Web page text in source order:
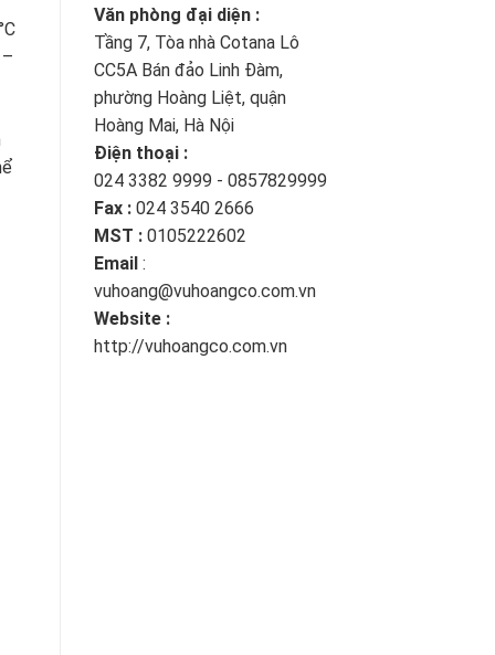
Văn phòng đại diện :
Tầng 7, Tòa nhà Cotana Lô
CC5A Bán đảo Linh Đàm,
phường Hoàng Liệt, quận
Hoàng Mai, Hà Nội
Điện thoại :
024 3382 9999 - 0857829999
Fax : 024 3540 2666
MST : 0105222602
Email :
vuhoang@vuhoangco.com.vn
Website :
http://vuhoangco.com.vn